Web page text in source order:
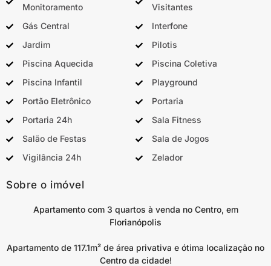
Monitoramento
Visitantes
Gás Central
Interfone
Jardim
Pilotis
Piscina Aquecida
Piscina Coletiva
Piscina Infantil
Playground
Portão Eletrônico
Portaria
Portaria 24h
Sala Fitness
Salão de Festas
Sala de Jogos
Vigilância 24h
Zelador
Sobre o imóvel
Apartamento com 3 quartos à venda no Centro, em
Florianópolis
Apartamento de 117.1m² de área privativa e ótima localização no
Centro da cidade!